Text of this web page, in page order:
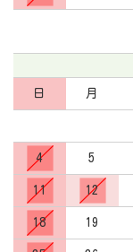
日 月
4 5
11 12
18 19